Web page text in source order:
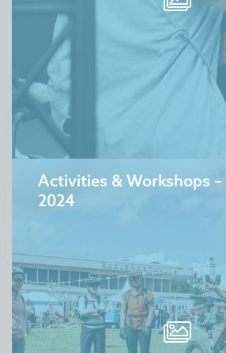
Aussteller & Collab Partner
Medien
Downloads
Über uns
Anwohner
Impressum
Datenschutz
AGB&Haftungsausschluss